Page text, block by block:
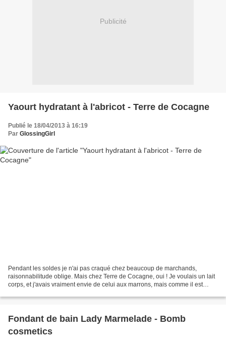
Publicité
Yaourt hydratant à l'abricot - Terre de Cocagne
Publié le 18/04/2013 à 16:19
Par GlossingGirl
Pendant les soldes je n'ai pas craqué chez beaucoup de marchands,
raisonnabilitude oblige. Mais chez Terre de Cocagne, oui ! Je voulais un lait
corps, et j'avais vraiment envie de celui aux marrons, mais comme il est
Fondant de bain Lady Marmelade - Bomb
cosmetics